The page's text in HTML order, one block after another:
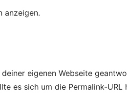
anzeigen.
eigenen Webseite
es sich um die Permalink-